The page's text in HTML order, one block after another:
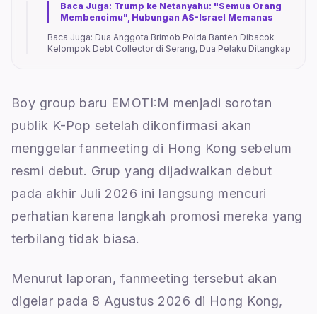
Baca Juga: Trump ke Netanyahu: "Semua Orang
Membencimu", Hubungan AS-Israel Memanas
Baca Juga: Dua Anggota Brimob Polda Banten Dibacok
Kelompok Debt Collector di Serang, Dua Pelaku Ditangkap
Boy group baru EMOTI:M menjadi sorotan
publik K-Pop setelah dikonfirmasi akan
menggelar fanmeeting di Hong Kong sebelum
resmi debut. Grup yang dijadwalkan debut
pada akhir Juli 2026 ini langsung mencuri
perhatian karena langkah promosi mereka yang
terbilang tidak biasa.
Menurut laporan, fanmeeting tersebut akan
digelar pada 8 Agustus 2026 di Hong Kong,